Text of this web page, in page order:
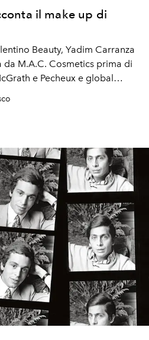
il make up di
Beauty, Yadim Carranza
da M.A.C. Cosmetics prima di
e Pecheux e global